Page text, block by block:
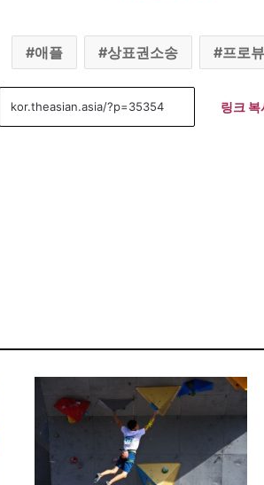
애플 상표권소송 프로뷰
링크 복